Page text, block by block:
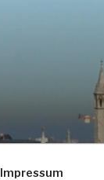
Impressum